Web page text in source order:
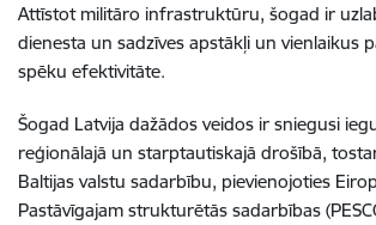
Attīstot militāro infrastruktūru, šogad ir
dienesta un sadzīves apstākļi un vienlaikus
spēku efektivitāte.
Šogad Latvija dažādos veidos ir sniegusi
reģionālajā un starptautiskajā drošībā,
Baltijas valstu sadarbību, pievienojoties
Pastāvīgajam strukturētās sadarbības